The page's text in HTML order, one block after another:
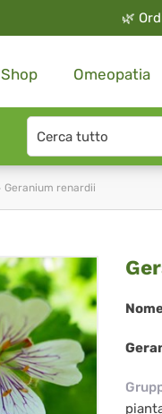
🌿
Shop Omeopatia
Search
type
Geranium renardii